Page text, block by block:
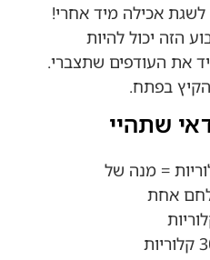
אכילה מיד אחרי!
הזה יכול להיות
את העודפים שתצברי.
בפתח.
שתהיי
– 127 קלוריות = מנה של
אחת